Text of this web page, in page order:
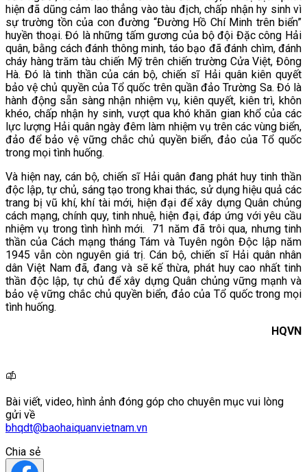
hiện đã dũng cảm lao thẳng vào tàu địch, chấp nhận hy sinh vì
sự trường tồn của con đường “Đường Hồ Chí Minh trên biển”
huyền thoại. Đó là những tấm gương của bộ đội Đặc công Hải
quân, bằng cách đánh thông minh, táo bạo đã đánh chìm, đánh
cháy hàng trăm tàu chiến Mỹ trên chiến trường Cửa Việt, Đông
Hà. Đó là tinh thần của cán bộ, chiến sĩ Hải quân kiên quyết
bảo vệ chủ quyền của Tổ quốc trên quần đảo Trường Sa. Đó là
hành động sẵn sàng nhận nhiệm vụ, kiên quyết, kiên trì, khôn
khéo, chấp nhận hy sinh, vượt qua khó khăn gian khổ của các
lực lượng Hải quân ngày đêm làm nhiệm vụ trên các vùng biển,
đảo để bảo vệ vững chắc chủ quyền biển, đảo của Tổ quốc
trong mọi tình huống.
Và hiện nay, cán bộ, chiến sĩ Hải quân đang phát huy tinh thần
độc lập, tự chủ, sáng tạo trong khai thác, sử dụng hiệu quả các
trang bị vũ khí, khí tài mới, hiện đại để xây dựng Quân chủng
cách mạng, chính quy, tinh nhuệ, hiện đại, đáp ứng với yêu cầu
nhiệm vụ trong tình hình mới. 71 năm đã trôi qua, nhưng tinh
thần của Cách mạng tháng Tám và Tuyên ngôn Độc lập năm
1945 vẫn còn nguyên giá trị. Cán bộ, chiến sĩ Hải quân nhân
dân Việt Nam đã, đang và sẽ kế thừa, phát huy cao nhất tinh
thần độc lập, tự chủ để xây dựng Quân chủng vững mạnh và
bảo vệ vững chắc chủ quyền biển, đảo của Tổ quốc trong mọi
tình huống.
HQVN
Bài viết, video, hình ảnh đóng góp cho chuyên mục vui lòng
gửi về
bhqdt@baohaiquanvietnam.vn
Chia sẻ